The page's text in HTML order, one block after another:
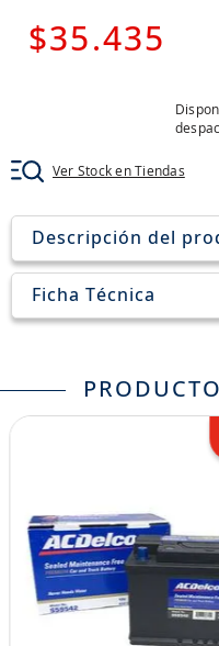
$35 .435
Ver Stock en Tiendas
Descripción del
Ficha Técnica
6.
jockey
9